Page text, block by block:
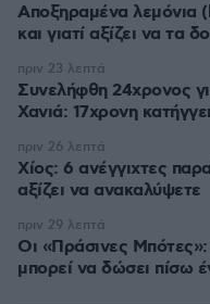
Αποξηραμένα λεμόνια
και γιατί αξίζει να τα
Συνελήφθη 24χρονος
Χανιά: 17χρονη
πριν 23 λεπτά
Χίος: 6 ανέγγιχτες
αξίζει να ανακαλύψετε
πριν 26 λεπτά
Οι «Πράσινες
μπορεί να δώσει πίσω
πριν 29 λεπτά